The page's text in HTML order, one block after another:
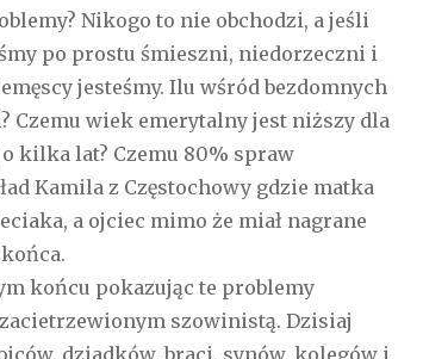
Nikogo to nie obchodzi, a jeśli
po prostu śmieszni, niedorzeczni i
jesteśmy. Ilu wśród bezdomnych
Czemu wiek emerytalny jest niższy dla
kilka lat? Czemu 80% spraw
Kamila z Częstochowy gdzie matka
a ojciec mimo że miał nagrane
końcu pokazując te problemy
szowinistą. Dzisiaj
dziadków, braci, synów, kolegów i